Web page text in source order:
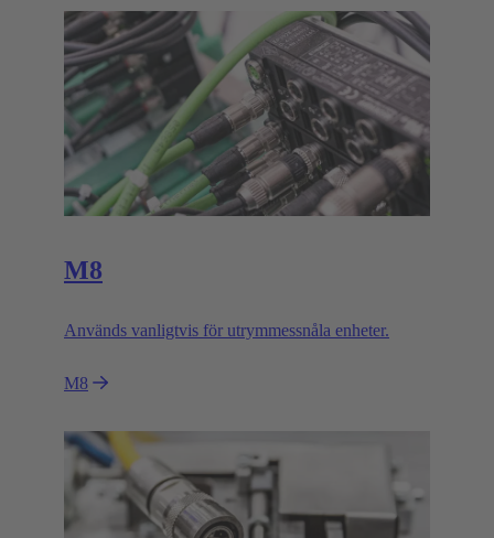
M8
Används vanligtvis för utrymmessnåla enheter.
M8